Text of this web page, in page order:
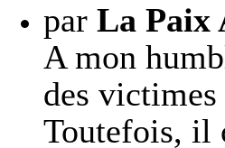
par La Paix
A mon
des
Toutefois, il